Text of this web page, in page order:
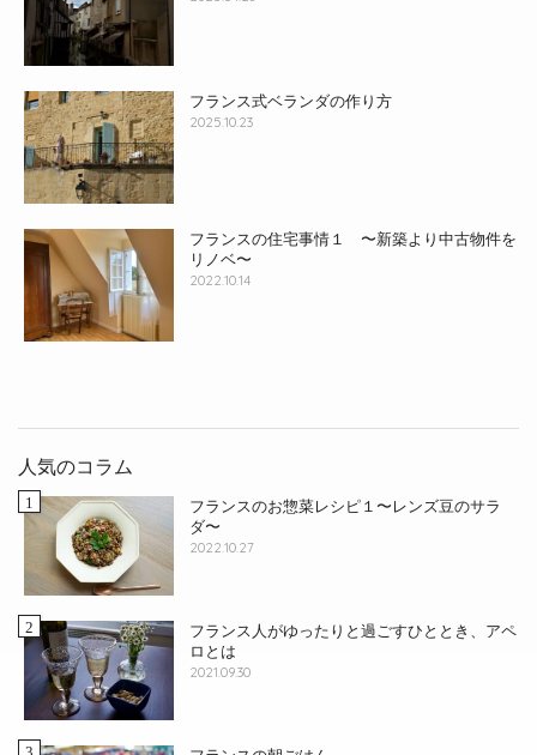
フランス式ベランダの作り方
2025.10.23
フランスの住宅事情１ 〜新築より中古物件を
リノベ〜
2022.10.14
人気のコラム
フランスのお惣菜レシピ１〜レンズ豆のサラ
ダ〜
2022.10.27
フランス人がゆったりと過ごすひととき、アペ
ロとは
2021.09.30